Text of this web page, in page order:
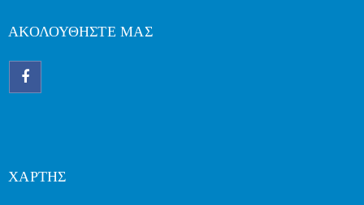
ΑΚΟΛΟΥΘΗΣΤΕ ΜΑΣ
ΧΑΡΤΗΣ